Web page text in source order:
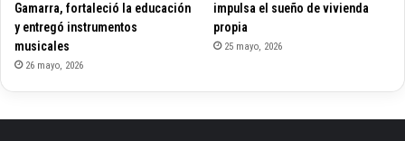
Gamarra, fortaleció la educación
y entregó instrumentos
musicales
26 mayo, 2026
impulsa el sueño de vivienda
propia
25 mayo, 2026